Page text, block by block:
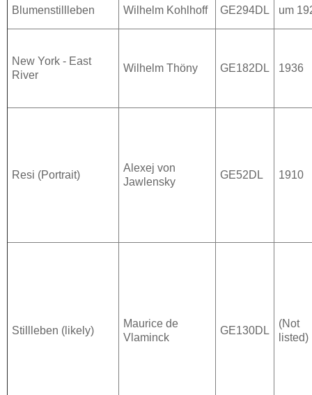
Blumenstillleben Wilhelm Kohlhoff GE294DL um
New York - East
River
Wilhelm Thöny GE182DL 1936
Resi (Portrait)
Alexej von
Jawlensky
GE52DL 1910
Stillleben (likely)
Maurice de
Vlaminck
GE130DL
(Not
listed)